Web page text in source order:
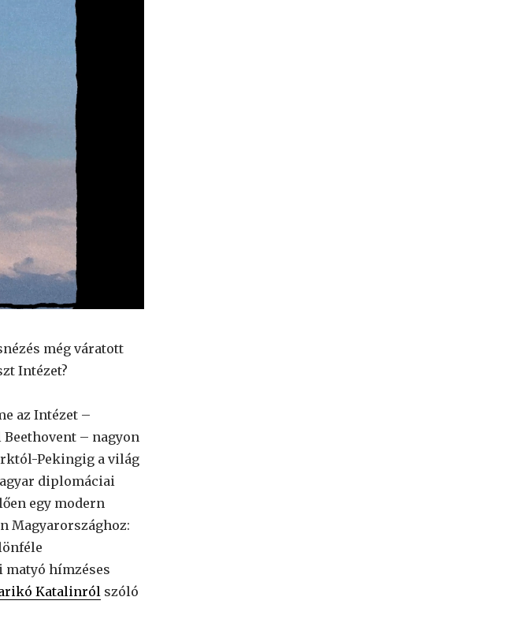
még váratott
Intézet?
az Intézet –
– nagyon
Pekingig a világ
diplomáciai
egy modern
Magyarországhoz:
hímzéses
Katalinról szóló